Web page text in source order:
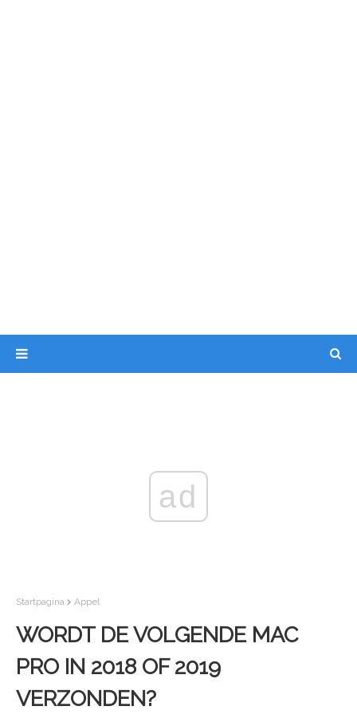
ad
Startpagina Appel
WORDT DE VOLGENDE MAC
PRO IN 2018 OF 2019
VERZONDEN?